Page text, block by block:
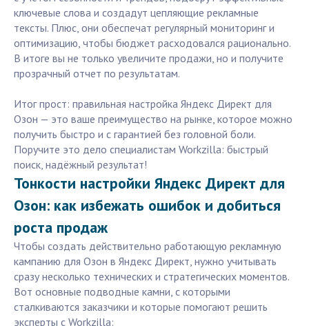
ключевые слова и создадут цепляющие рекламные
тексты. Плюс, они обеспечат регулярный мониторинг и
оптимизацию, чтобы бюджет расходовался рационально.
В итоге вы не только увеличите продажи, но и получите
прозрачный отчет по результатам.
Итог прост: правильная настройка Яндекс Директ для
Озон — это ваше преимущество на рынке, которое можно
получить быстро и с гарантией без головной боли.
Поручите это дело специалистам Workzilla: быстрый
поиск, надёжный результат!
Тонкости настройки Яндекс Директ для
Озон: как избежать ошибок и добиться
роста продаж
Чтобы создать действительно работающую рекламную
кампанию для Озон в Яндекс Директ, нужно учитывать
сразу несколько технических и стратегических моментов.
Вот основные подводные камни, с которыми
сталкиваются заказчики и которые помогают решить
эксперты с Workzilla: